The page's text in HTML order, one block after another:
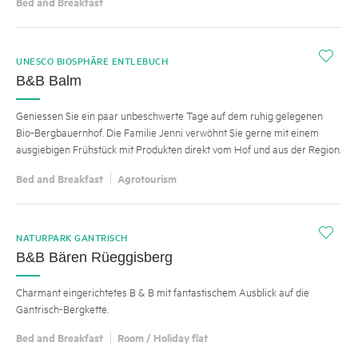
i
UNESCO BIOSPHÄRE ENTLEBUCH
B&B Balm
Geniessen Sie ein paar unbeschwerte Tage auf dem ruhig gelegenen
Bio-Bergbauernhof. Die Familie Jenni verwöhnt Sie gerne mit einem
ausgiebigen Frühstück mit Produkten direkt vom Hof und aus der Region.
Bed and Breakfast Agrotourism
i
NATURPARK GANTRISCH
B&B Bären Rüeggisberg
Charmant eingerichtetes B & B mit fantastischem Ausblick auf die
Gantrisch-Bergkette.
Bed and Breakfast Room / Holiday flat